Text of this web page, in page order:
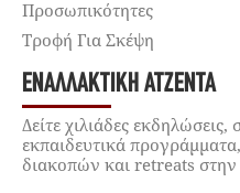
Προσωπικότητες
Τροφή Για Σκέψη
ΕΝΑΛΛΑΚΤΙΚΉ ΑΤΖΈΝΤΑ
Δείτε χιλιάδες
εκπαιδευτικά
διακοπών και retreats στην